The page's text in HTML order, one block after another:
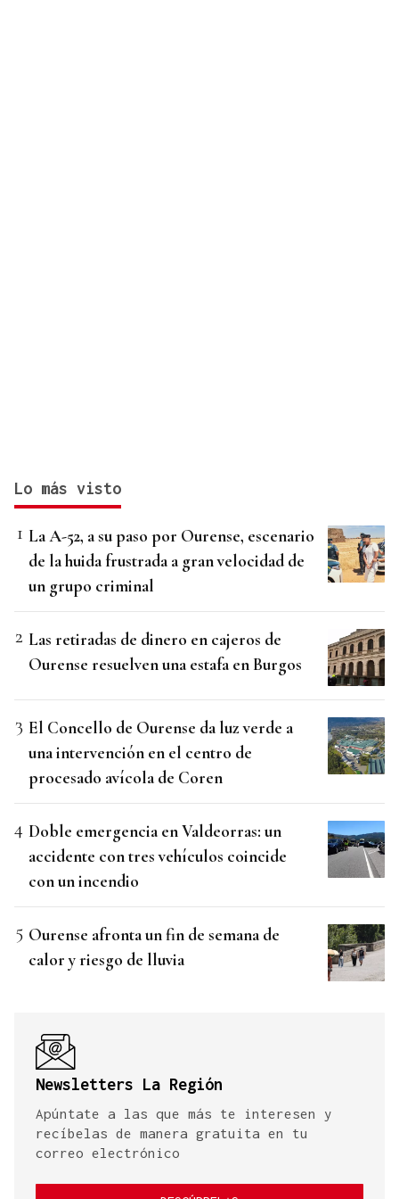
Lo más visto
La A-52, a su paso por Ourense, escenario
de la huida frustrada a gran velocidad de
un grupo criminal
Las retiradas de dinero en cajeros de
Ourense resuelven una estafa en Burgos
El Concello de Ourense da luz verde a
una intervención en el centro de
procesado avícola de Coren
Doble emergencia en Valdeorras: un
accidente con tres vehículos coincide
con un incendio
Ourense afronta un fin de semana de
calor y riesgo de lluvia
Newsletters La Región
Apúntate a las que más te interesen y
recíbelas de manera gratuita en tu
correo electrónico